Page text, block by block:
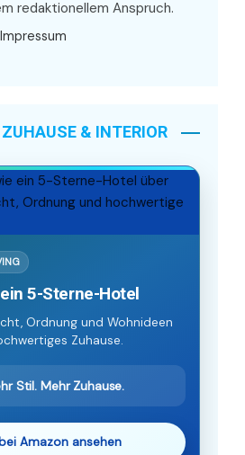
redaktionellem Anspruch.
Impressum
& INTERIOR
5-Sterne-Hotel
Ordnung und Wohnideen
Zuhause.
Stil. Mehr Zuhause.
Amazon ansehen